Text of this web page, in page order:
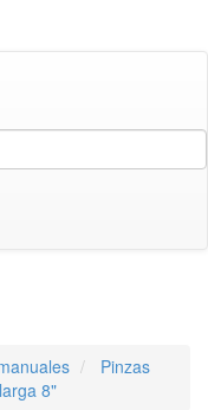
Pinzas
8"